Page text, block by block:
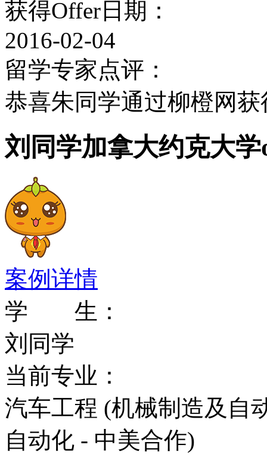
约克大学除有丰富的藏
务，如在线问答，图书
交的各种各样的问题，
生举办各种讲座和研讨
学生使用，可上网的计
约克大学图书馆的开放
要特别注意的是在下列
开放的：5月17-19日；
月1日。
商学院
最有名的就是它开设了
（IMBA），以及加拿大
艺术与媒体管理等领域
获得Offer日期：
2016-02-04
留学专家点评：
恭喜朱同学通过柳橙网
刘同学加拿大约克大
案例详情
学 生：
刘同学
当前专业：
汽车工程 (机械制造及自
自动化 - 中美合作)